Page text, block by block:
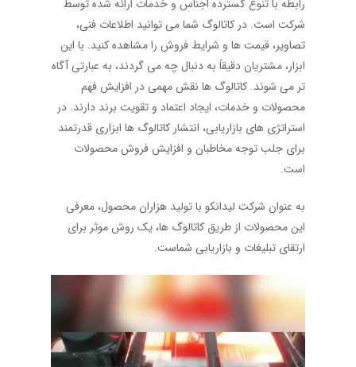
رابطه با تنوع گسترده اجناس و خدمات ارائه شده توسط
شرکت است. در کاتالوگ شما می‌ توانید اطلاعات فنی،
تصاویر، قیمت ‌ها و شرایط فروش را مشاهده کنید. با این
ابزار، مشتریان دقیقاً به دنبال چه می ‌گردند، به عبارتی آگاه
تر می‌ شوند. کاتالوگ‌ ها نقش مهمی در افزایش فهم
محصولات و خدمات، ایجاد اعتماد و تقویت برند دارند. در
استراتژی‌ های بازاریابی، انتشار کاتالوگ‌ ها ابزاری قدرتمند
برای جلب توجه مخاطبان و افزایش فروش محصولات
است.
به عنوان شرکت لیدانکو با تولید هزاران محصول، معرفی
این محصولات از طریق کاتالوگ ‌ها، یک روش موثر برای
ارتقای تبلیغات و بازاریابی شماست.
ویدیو